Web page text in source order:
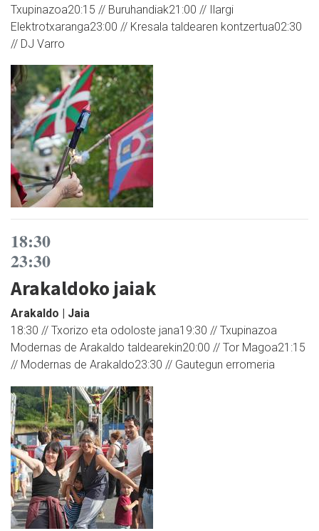
Txupinazoa20:15 // Buruhandiak21:00 // Ilargi
Elektrotxaranga23:00 // Kresala taldearen kontzertua02:30
// DJ Varro
18:30
23:30
Arakaldoko jaiak
Arakaldo | Jaia
18:30 // Txorizo eta odoloste jana19:30 // Txupinazoa
Modernas de Arakaldo taldearekin20:00 // Tor Magoa21:15
// Modernas de Arakaldo23:30 // Gautegun erromeria